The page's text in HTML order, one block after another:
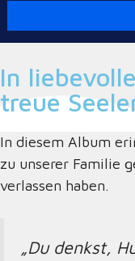
In
treue
In diesem Album
zu unserer Familie
verlassen haben.
Du denkst,